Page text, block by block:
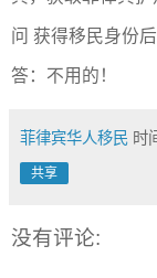
问 获得移民身份
答：不用的！
菲律宾华人移民 时
共享
没有评论: